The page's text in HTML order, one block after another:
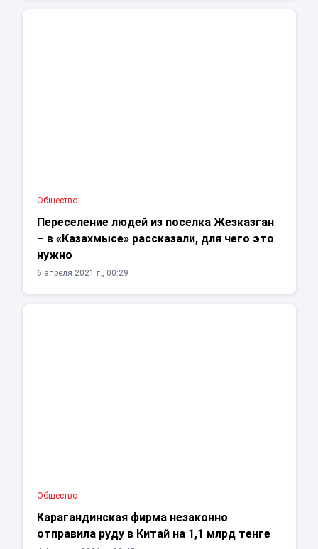
Общество
Переселение людей из поселка Жезказган
– в «Казахмысе» рассказали, для чего это
нужно
6 апреля 2021 г., 00:29
Общество
Карагандинская фирма незаконно
отправила руду в Китай на 1,1 млрд тенге